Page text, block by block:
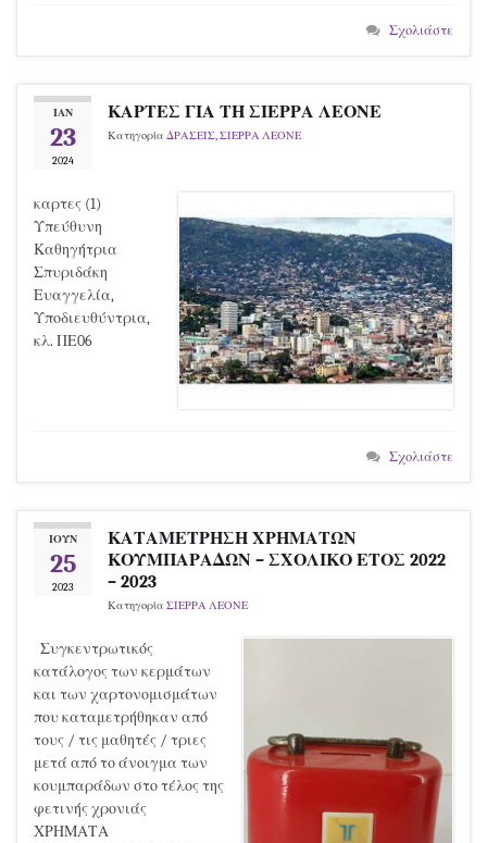
Σχολιάστε
ΙΑΝ
23
2024
ΚΑΡΤΕΣ ΓΙΑ ΤΗ ΣΙΕΡΡΑ ΛΕΟΝΕ
Κατηγορία ΔΡΑΣΕΙΣ,ΣΙΕΡΡΑ ΛΕΟΝΕ
καρτες (1)
Υπεύθυνη
Καθηγήτρια
Σπυριδάκη
Ευαγγελία,
Υποδιευθύντρια,
κλ. ΠΕ06
Σχολιάστε
ΙΟΎΝ
25
2023
ΚΑΤΑΜΕΤΡΗΣΗ ΧΡΗΜΑΤΩΝ
ΚΟΥΜΠΑΡΑΔΩΝ – ΣΧΟΛΙΚΟ ΕΤΟΣ 2022
– 2023
Κατηγορία ΣΙΕΡΡΑ ΛΕΟΝΕ
Συγκεντρωτικός
κατάλογος των κερμάτων
και των χαρτονομισμάτων
που καταμετρήθηκαν από
τους / τις μαθητές / τριες
μετά από το άνοιγμα των
κουμπαράδων στο τέλος της
φετινής χρονιάς
ΧΡΗΜΑΤΑ